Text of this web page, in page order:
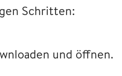
Schritten:
und öffnen.